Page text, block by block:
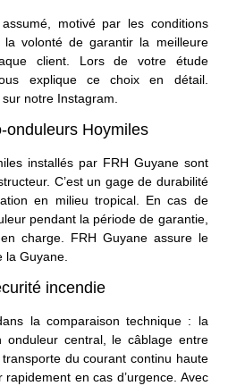
motivé par les conditions
la volonté de garantir la meilleure
client. Lors de votre étude
explique ce choix en détail.
sur notre Instagram
onduleurs Hoymiles
installés par FRH Guyane sont
C’est un gage de durabilité
en milieu tropical. En cas de
pendant la période de garantie,
charge. FRH Guyane assure le
la Guyane.
incendie
la comparaison technique : la
onduleur central, le câblage entre
du courant continu haute
en cas d’urgence. Avec